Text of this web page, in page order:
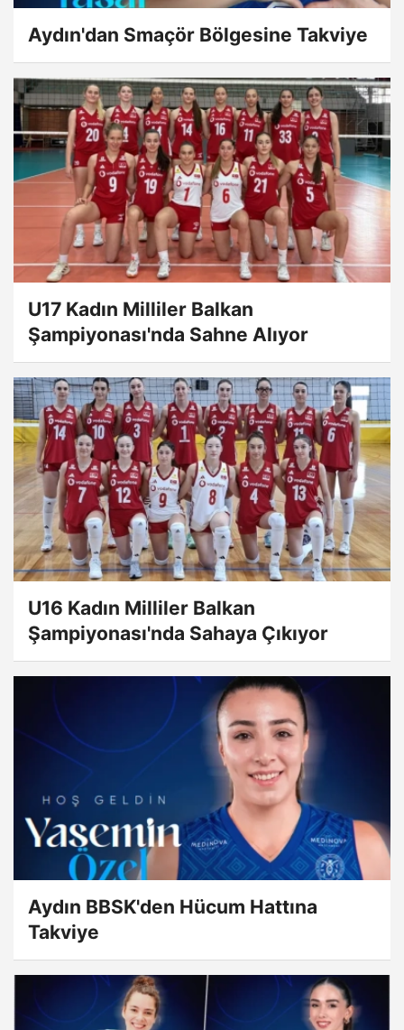
Aydın'dan Smaçör Bölgesine Takviye
U17 Kadın Milliler Balkan
Şampiyonası'nda Sahne Alıyor
U16 Kadın Milliler Balkan
Şampiyonası'nda Sahaya Çıkıyor
Aydın BBSK'den Hücum Hattına
Takviye